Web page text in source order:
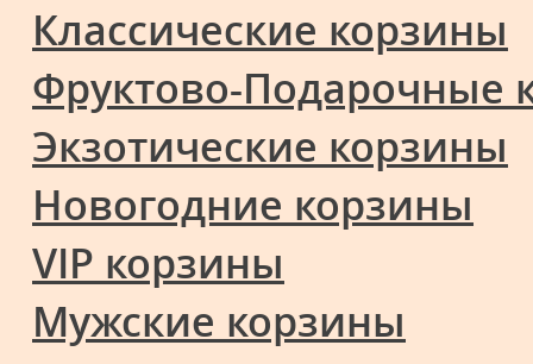
Классические корзины
Фруктово-Подарочные
Экзотические корзины
Новогодние корзины
VIP корзины
Мужские корзины